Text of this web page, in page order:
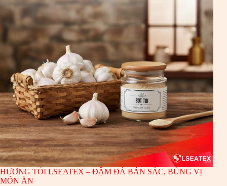
HƯƠNG TỎI LSEATEX – ĐẬM ĐÀ BẢN SẮC, BÙNG VỊ
MÓN ĂN